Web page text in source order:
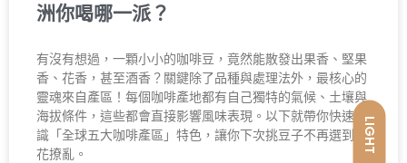
LIGHT
洲你喝哪一派？
有沒有想過，一顆小小的咖啡豆，竟然能散發出果香、堅果
香、花香，甚至酒香？關鍵除了品種與處理法外，最核心的
靈魂來自產區！每個咖啡產地都有自己獨特的氣候、土壤與
海拔條件，這些都會直接影響風味表現。以下就帶你快速認
識「全球五大咖啡產區」特色，讓你下次挑豆子不再選到眼
花撩亂。